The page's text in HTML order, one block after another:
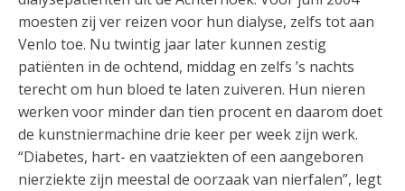
moesten zij ver reizen voor hun dialyse, zelfs tot aan
Venlo toe. Nu twintig jaar later kunnen zestig
patiënten in de ochtend, middag en zelfs ’s nachts
terecht om hun bloed te laten zuiveren. Hun nieren
werken voor minder dan tien procent en daarom doet
de kunstniermachine drie keer per week zijn werk.
“Diabetes, hart- en vaatziekten of een aangeboren
nierziekte zijn meestal de oorzaak van nierfalen”, legt